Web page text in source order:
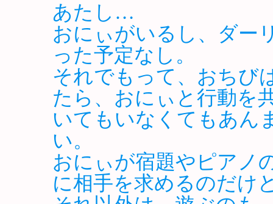
あたし…
おにぃがいるし、ダー
った予定なし。
それでもって、おちび
たら、おにぃと行動を
いてもいなくてもあん
い。
おにぃが宿題やピアノ
に相手を求めるのだけ